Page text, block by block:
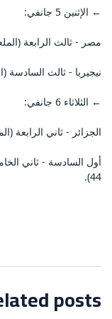
← الإثنين 5 جانفي:
مصر - ثالث الرابعة
نيجيريا - ثالث السادسة
← الثلاثاء 6 جانفي:
الجزائر - ثاني الرابعة
أول السادسة - ثاني
44).
posts